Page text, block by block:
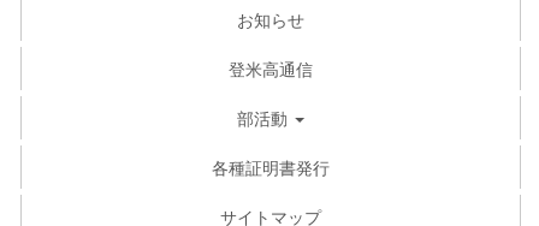
お知らせ
登米高通信
部活動
各種証明書発行
サイトマップ